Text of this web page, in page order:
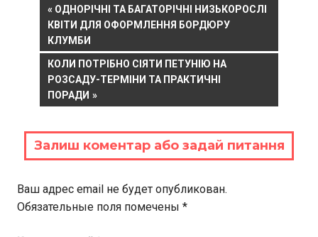
Навигация
по
записям
PREVIOUS
POST:
ОДНОРІЧНІ ТА БАГАТОРІЧНІ НИЗЬКОРОСЛІ
КВІТИ ДЛЯ ОФОРМЛЕННЯ БОРДЮРУ
КЛУМБИ
NEXT
POST:
КОЛИ ПОТРІБНО СІЯТИ ПЕТУНІЮ НА
РОЗСАДУ-ТЕРМІНИ ТА ПРАКТИЧНІ
ПОРАДИ
Залиш коментар або задай питання
Ваш адрес email не будет опубликован.
Обязательные поля помечены *